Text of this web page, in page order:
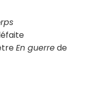
En guerrede